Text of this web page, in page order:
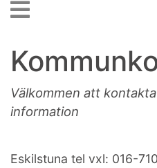
Välkommen att
information
Eskilstuna tel vxl: 016-